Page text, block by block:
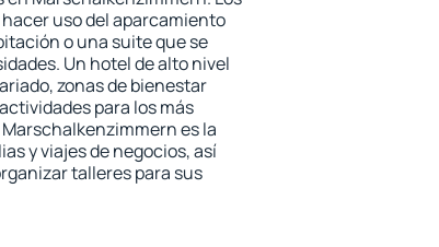
uso del aparcamiento
o una suite que se
Un hotel de alto nivel
zonas de bienestar
para los más
es la
y viajes de negocios, así
talleres para sus